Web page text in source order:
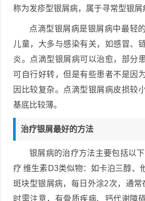
称为发疹型银屑病，属于寻常型银屑
点滴型银屑病是银屑病中最轻
儿童，大多与感染有关，如感冒、
炎。点滴型银屑病可以治愈，部分
可自行好转，但是有些患者不是因
因比较复杂。点滴型银屑病皮损较
基底比较薄。
治疗银屑最好的方法
银屑病的治疗方法主要包括以
疗 维生素D3类似物：如卡泊三醇、
斑块型银屑病，每日外涂2次，通常
时需注意，有骨质疾病、钙代谢障